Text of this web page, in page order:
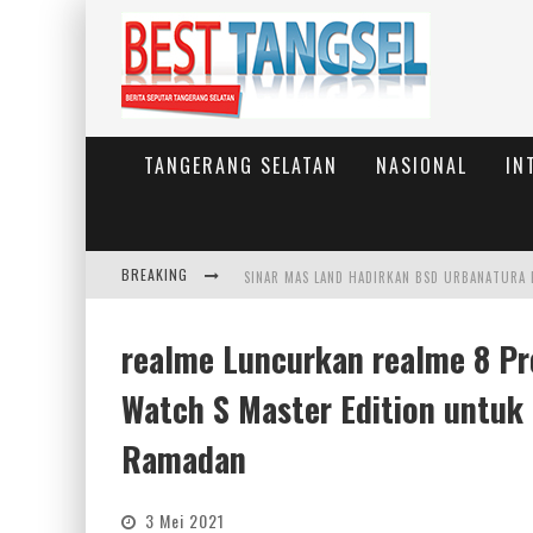
TANGERANG SELATAN NASIONAL
BREAKING
realme Luncurkan realme 8
Watch S Master Edition
Ramadan
3 Mei 2021